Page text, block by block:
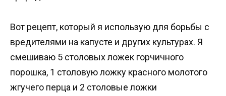
Вот рецепт, который я использую для борьбы с
вредителями на капусте и других культурах. Я
смешиваю 5 столовых ложек горчичного
порошка, 1 столовую ложку красного молотого
жгучего перца и 2 столовые ложки